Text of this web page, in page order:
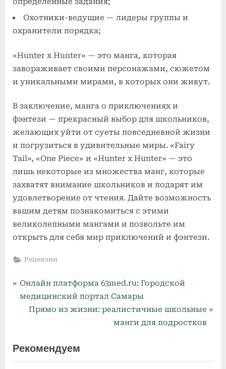
Охотники-ведущие — лидеры группы и
охранители порядка;
«Hunter x Hunter» — это манга, которая
завораживает своими персонажами, сюжетом
и уникальными мирами, в которых они живут.
В заключение, манга о приключениях и
фэнтези — прекрасный выбор для школьников,
желающих уйти от суеты повседневной жизни
и погрузиться в удивительные миры. «Fairy
Tail», «One Piece» и «Hunter x Hunter» — это
лишь некоторые из множества манг, которые
захватят внимание школьников и подарят им
удовлетворение от чтения. Дайте возможность
вашим детям познакомиться с этими
великолепными мангами и позвольте им
открыть для себя мир приключений и фэнтези.
Рецензии
Навигация
P
r
o
u
Онлайн платформа 63med.ru: Городской
медицинский портал Самары
N
t
P
Прямо из жизни: реалистичные школьные
манги для подростков
Рекомендуем